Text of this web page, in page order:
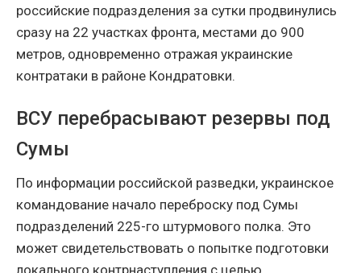
российские подразделения за сутки продвинулись
сразу на 22 участках фронта, местами до 900
метров, одновременно отражая украинские
контратаки в районе Кондратовки.
ВСУ перебрасывают резервы под
Сумы
По информации российской разведки, украинское
командование начало переброску под Сумы
подразделений 225-го штурмового полка. Это
может свидетельствовать о попытке подготовки
локального контрнаступления с целью